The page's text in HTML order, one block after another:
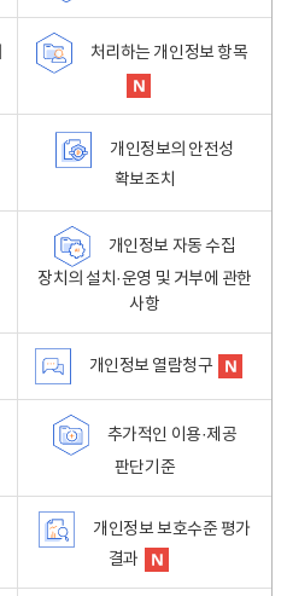
처리하는 개인정보 항목
개인정보의 안전성
확보조치
개인정보 자동 수집
장치의 설치·운영 및 거부에 관한
사항
개인정보 열람청구
추가적인 이용·제공
판단기준
개인정보 보호수준 평가
결과